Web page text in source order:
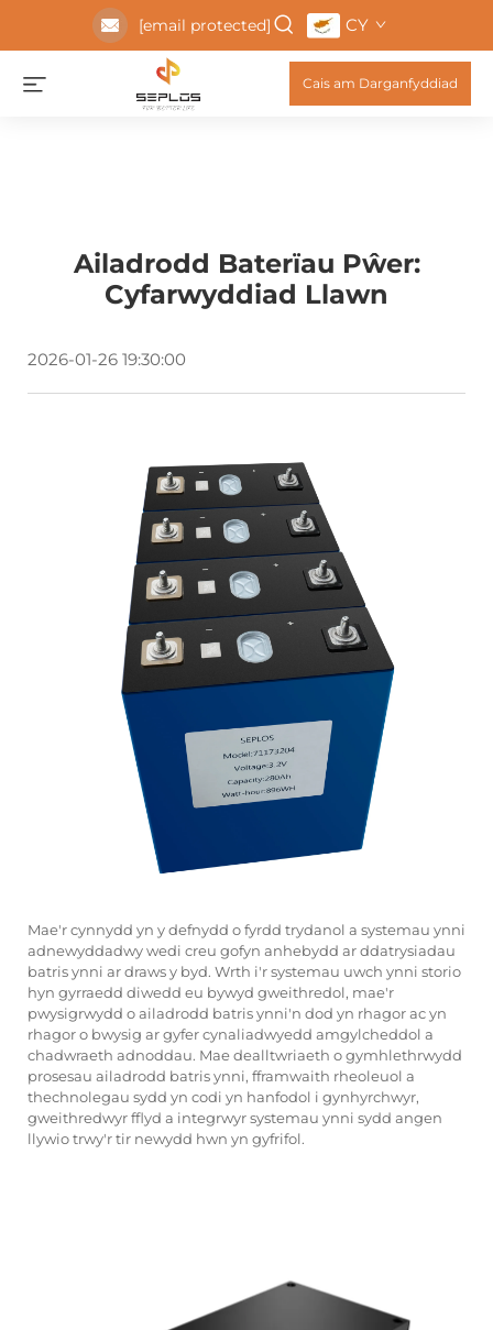
[email protected] CY
Cais am Darganfyddiad
Ailadrodd Baterïau Pŵer:
Cyfarwyddiad Llawn
2026-01-26 19:30:00
Mae'r cynnydd yn y defnydd o fyrdd trydanol a systemau ynni
adnewyddadwy wedi creu gofyn anhebydd ar ddatrysiadau
batris ynni ar draws y byd. Wrth i'r systemau uwch ynni storio
hyn gyrraedd diwedd eu bywyd gweithredol, mae'r
pwysigrwydd o ailadrodd batris ynni'n dod yn rhagor ac yn
rhagor o bwysig ar gyfer cynaliadwyedd amgylcheddol a
chadwraeth adnoddau. Mae dealltwriaeth o gymhlethrwydd
prosesau ailadrodd batris ynni, fframwaith rheoleuol a
thechnolegau sydd yn codi yn hanfodol i gynhyrchwyr,
gweithredwyr fflyd a integrwyr systemau ynni sydd angen
llywio trwy'r tir newydd hwn yn gyfrifol.